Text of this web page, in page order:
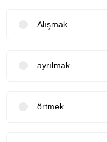
Alışmak
ayrılmak
örtmek